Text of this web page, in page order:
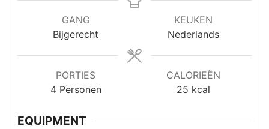
GANG
Bijgerecht
KEUKEN
Nederlands
PORTIES
4 Personen
CALORIEËN
25 kcal
EQUIPMENT